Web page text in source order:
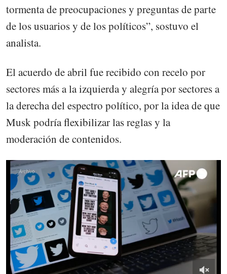
tormenta de preocupaciones y preguntas de parte
de los usuarios y de los políticos”, sostuvo el
analista.
El acuerdo de abril fue recibido con recelo por
sectores más a la izquierda y alegría por sectores a
la derecha del espectro político, por la idea de que
Musk podría flexibilizar las reglas y la
moderación de contenidos.